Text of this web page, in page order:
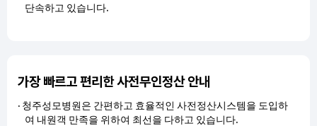
단속하고 있습니다.
가장 빠르고 편리한 사전무인정산 안내
청주성모병원은 간편하고 효율적인 사전정산시스템을 도입하
여 내원객 만족을 위하여 최선을 다하고 있습니다.